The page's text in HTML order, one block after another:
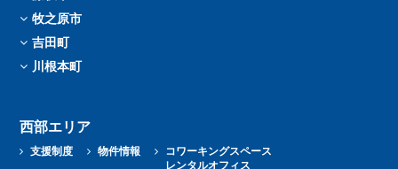
牧之原市
吉田町
川根本町
西部エリア
支援制度 物件情報
コワーキングスペース
レンタルオフィス